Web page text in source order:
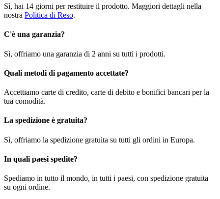
Sì, hai 14 giorni per restituire il prodotto. Maggiori dettagli nella
nostra Politica di Reso.
C'è una garanzia?
Sì, offriamo una garanzia di 2 anni su tutti i prodotti.
Quali metodi di pagamento accettate?
Accettiamo carte di credito, carte di debito e bonifici bancari per la
tua comodità.
La spedizione è gratuita?
Sì, offriamo la spedizione gratuita su tutti gli ordini in Europa.
In quali paesi spedite?
Spediamo in tutto il mondo, in tutti i paesi, con spedizione gratuita
su ogni ordine.